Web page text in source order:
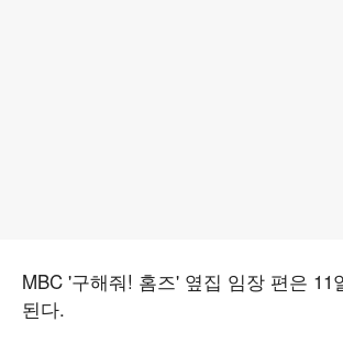
MBC '구해줘! 홈즈' 옆집 임장 편은 11
된다.